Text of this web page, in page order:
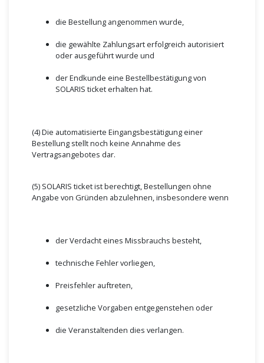
die Bestellung angenommen wurde,
die gewählte Zahlungsart erfolgreich autorisiert
oder ausgeführt wurde und
der Endkunde eine Bestellbestätigung von
SOLARIS ticket erhalten hat.
(4) Die automatisierte Eingangsbestätigung einer
Bestellung stellt noch keine Annahme des
Vertragsangebotes dar.
(5) SOLARIS ticket ist berechtigt, Bestellungen ohne
Angabe von Gründen abzulehnen, insbesondere wenn
der Verdacht eines Missbrauchs besteht,
technische Fehler vorliegen,
Preisfehler auftreten,
gesetzliche Vorgaben entgegenstehen oder
die Veranstaltenden dies verlangen.